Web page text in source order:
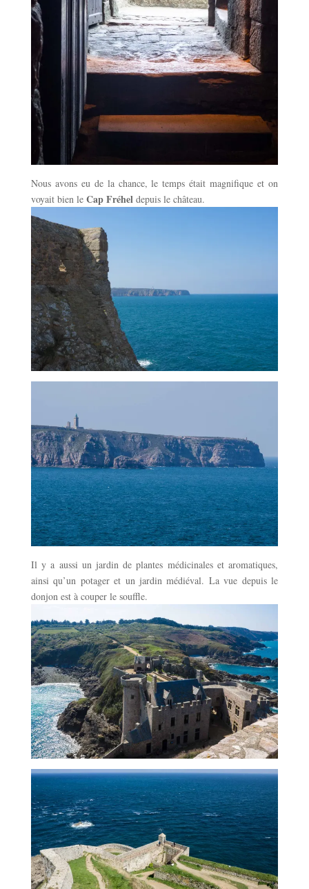
Nous avons eu de la chance, le temps était magnifique et on
voyait bien le Cap Fréhel depuis le château.
Il y a aussi un jardin de plantes médicinales et aromatiques,
ainsi qu’un potager et un jardin médiéval. La vue depuis le
donjon est à couper le souffle.